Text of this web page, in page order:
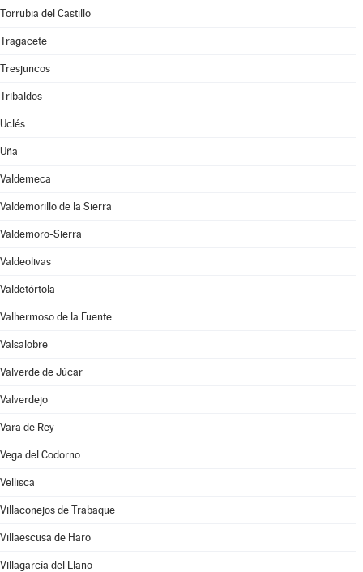
Torrubia del Castillo
Tragacete
Tresjuncos
Tribaldos
Uclés
Uña
Valdemeca
Valdemorillo de la Sierra
Valdemoro-Sierra
Valdeolivas
Valdetórtola
Valhermoso de la Fuente
Valsalobre
Valverde de Júcar
Valverdejo
Vara de Rey
Vega del Codorno
Vellisca
Villaconejos de Trabaque
Villaescusa de Haro
Villagarcía del Llano